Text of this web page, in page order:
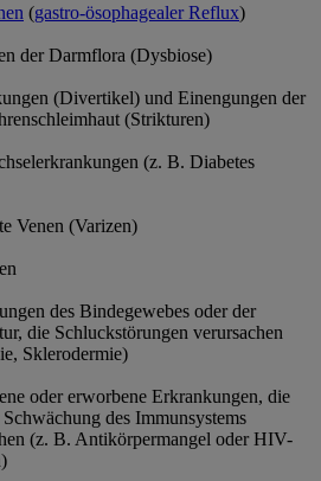
(gastro-ösophagealer Reflux)
der Darmflora (Dysbiose)
(Divertikel) und Einengungen der
(Strikturen)
(z. B. Diabetes
Venen (Varizen)
des Bindegewebes oder der
die Schluckstörungen verursachen
Sklerodermie)
oder erworbene Erkrankungen, die
des Immunsystems
(z. B. Antikörpermangel oder HIV-